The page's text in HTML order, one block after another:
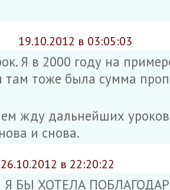
19.10.2012 в 03:05:03
Я в 2000 году на
там тоже была сумма
жду дальнейших
и снова.
26.10.2012 в 22:20:22
БЫ ХОТЕЛА